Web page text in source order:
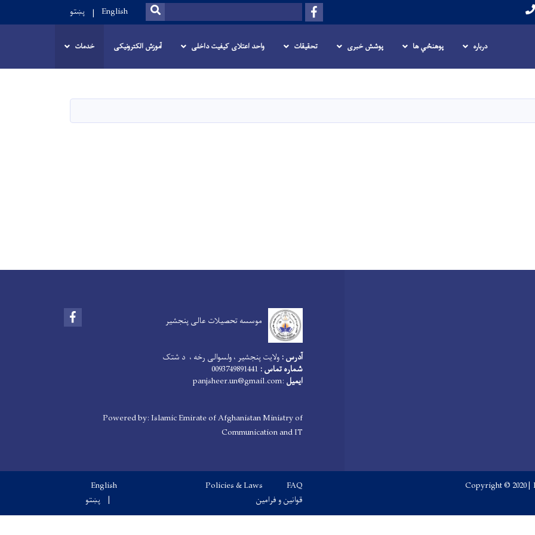
content
Facebook
Search
SEARCH
English پښتو
درباره پوهنځي ها پوشش خبری تحقیقات واحد اعتلای کیفیت داخلی آموزش الکترونیکی خدمات
موسسه تحصیلات عالی پنجشیر
آدرس : ولایت پنجشیر ، ولسوالی رخه ، د شتک
شماره تماس :
ایمیل :
panjsheer.un@gmail.com
Powered by: Islamic Emirate of Afghanistan Ministry of
Communication and IT
Copyright © 2020
Footer menu
FAQ
Policies & Laws
قوانین و فرامین
English
پښتو